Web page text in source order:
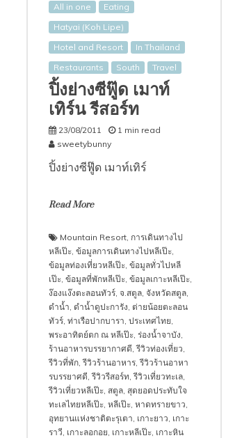
All in one
Eating
Hatyai (Koh Lipe)
Hotel and Resort
In Thailand
Restaurants
South Travel
ปิ้งย่างซีฟู๊ด เมาท์
เทิร์น รีสอร์ท
23/08/2011
1 min read
sweetybunny
ปิ้งย่างซีฟู๊ด เมาท์เทิร์
Read More
Mountain Resort, การเดินทางไป
หลีเป๊ะ, ข้อมูลการเดินทางไปหลีเป๊ะ,
ข้อมูลท่องเที่ยวหลีเป๊ะ, ข้อมูลทั่วไปหลี
เป๊ะ, ข้อมูลที่พักหลีเป๊ะ, ข้อมูลเกาะหลีเป๊ะ,
ง๊องแง๊งตะลอนทัวร์, จ.สตูล, จังหวัดสตูล,
ดำน้ำ ดำน้ำดูปะการัง ต่ายน้อยตะลอน
ทัวร์, ท่าเรือปากบารา ประเทศไทย
พระอาทิตย์ตก ณ หลีเป๊ะ, ร่องน้ำจาบัง
ร้านอาหารบรรยากาศดี ,รีวิวท่องเที่ยว
รีวิวที่พัก,รีวิวร้านอาหาร,รีวิวร้านอาหา
รบรรยาศดี ,รีวิวรีสอร์ท ,รีวิวเที่ยวทะเล,
รีวิวเที่ยวหลีเป๊ะ, สตูล, สุดยอดประทับใจ
ทะเลไทยหลีเป๊ะ, หลีเป๊ะ, หาดทรายขาว
อุทยานแห่งชาติตะรุเตา เกาะยาว เกาะ
ราวี เกาะลอกอย เกาะหลีเป๊ะ, เกาะหิน